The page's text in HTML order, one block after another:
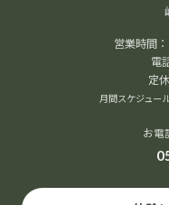
営業時間
電
定
月間スケジュー
お電